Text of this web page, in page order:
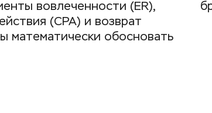
вовлеченности (ER),
(CPA) и возврат
математически обосновать